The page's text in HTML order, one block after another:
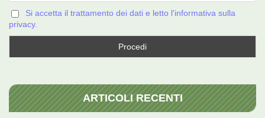
Si accetta il trattamento dei dati e letto l'informativa sulla
privacy.
ARTICOLI RECENTI